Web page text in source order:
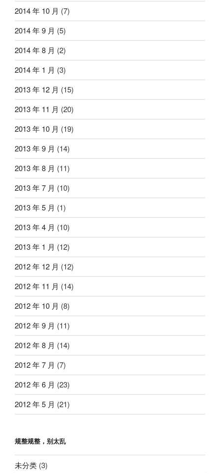
2014 年 10 月 (7)
2014 年 9 月 (5)
2014 年 8 月 (2)
2014 年 1 月 (3)
2013 年 12 月 (15)
2013 年 11 月 (20)
2013 年 10 月 (19)
2013 年 9 月 (14)
2013 年 8 月 (11)
2013 年 7 月 (10)
2013 年 5 月 (1)
2013 年 4 月 (10)
2013 年 1 月 (12)
2012 年 12 月 (12)
2012 年 11 月 (14)
2012 年 10 月 (8)
2012 年 9 月 (11)
2012 年 8 月 (14)
2012 年 7 月 (7)
2012 年 6 月 (23)
2012 年 5 月 (21)
规整规整，别太乱
未分类 (3)